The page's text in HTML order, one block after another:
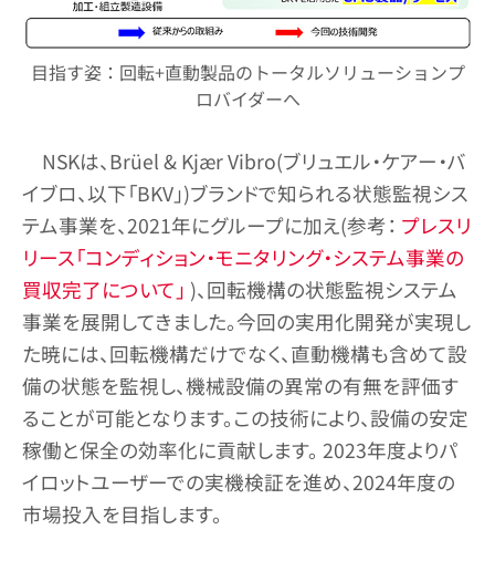
目指す姿：回転+直動製品のトータルソリューションプ
ロバイダーへ
NSKは、Brüel & Kjær Vibro(ブリュエル・ケアー・バ
イブロ、以下「BKV」)ブランドで知られる状態監視シス
テム事業を、2021年にグループに加え(参考： プレスリ
リース「コンディション・モニタリング・システム事業の
買収完了について」 )、回転機構の状態監視システム
事業を展開してきました。今回の実用化開発が実現し
た暁には、回転機構だけでなく、直動機構も含めて設
備の状態を監視し、機械設備の異常の有無を評価す
ることが可能となります。この技術により、設備の安定
稼働と保全の効率化に貢献します。 2023年度よりパ
イロットユーザーでの実機検証を進め、2024年度の
市場投入を目指します。